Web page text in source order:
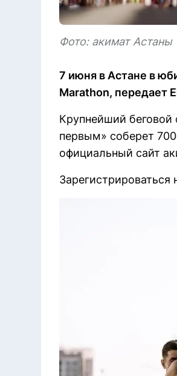
Фото: акимат Астаны
7 июня в Астане в
Marathon, передает
Крупнейший беговой
первым» соберет
официальный сайт